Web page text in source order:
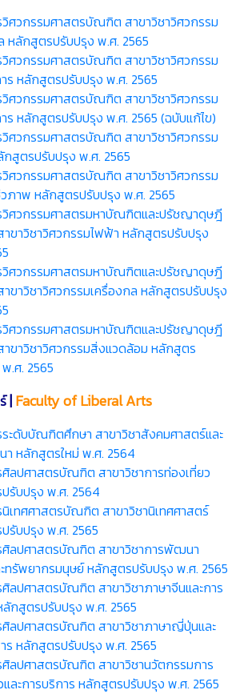
ศวกรรมศาสตรบัณฑิต สาขาวิชาวิศวกรรม
หลักสูตรปรับปรุง พ.ศ. 2565
ศวกรรมศาสตรบัณฑิต สาขาวิชาวิศวกรรม
ร หลักสูตรปรับปรุง พ.ศ. 2565
ศวกรรมศาสตรบัณฑิต สาขาวิชาวิศวกรรม
ร หลักสูตรปรับปรุง พ.ศ. 2565 (ฉบับแก้ไข)
ศวกรรมศาสตรบัณฑิต สาขาวิชาวิศวกรรม
สูตรปรับปรุง พ.ศ. 2565
ศวกรรมศาสตรบัณฑิต สาขาวิชาวิศวกรรม
วภาพ หลักสูตรปรับปรุง พ.ศ. 2565
ศวกรรมศาสตรมหาบัณฑิตและปรัชญาดุษฎี
าวิชาวิศวกรรมไฟฟ้า หลักสูตรปรับปรุง
ศวกรรมศาสตรมหาบัณฑิตและปรัชญาดุษฎี
าวิชาวิศวกรรมเครื่องกล หลักสูตรปรับปรุง
ศวกรรมศาสตรมหาบัณฑิตและปรัชญาดุษฎี
ขาวิชาวิศวกรรมสิ่งแวดล้อม หลักสูตร
.ศ. 2565
|Faculty of Liberal Arts
ะดับบัณฑิตศึกษา สาขาวิชาสังคมศาสตร์และ
หลักสูตรใหม่ พ.ศ. 2564
ลปศาสตรบัณฑิต สาขาวิชาการท่องเที่ยว
รับปรุง พ.ศ. 2564
เทศศาสตรบัณฑิต สาขาวิชานิเทศศาสตร์
รับปรุง พ.ศ. 2565
ลปศาสตรบัณฑิต สาขาวิชาการพัฒนา
ทรัพยากรมนุษย์ หลักสูตรปรับปรุง พ.ศ. 2565
ลปศาสตรบัณฑิต สาขาวิชาภาษาจีนและการ
กสูตรปรับปรุง พ.ศ. 2565
ลปศาสตรบัณฑิต สาขาวิชาภาษาญี่ปุ่นและ
ร หลักสูตรปรับปรุง พ.ศ. 2565
ลปศาสตรบัณฑิต สาขาวิชานวัตกรรมการ
และการบริการ หลักสูตรปรับปรุง พ.ศ. 2565